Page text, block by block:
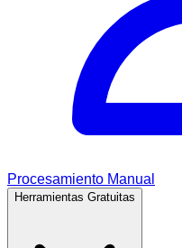
Procesamiento Manual
Herramientas Gratuitas